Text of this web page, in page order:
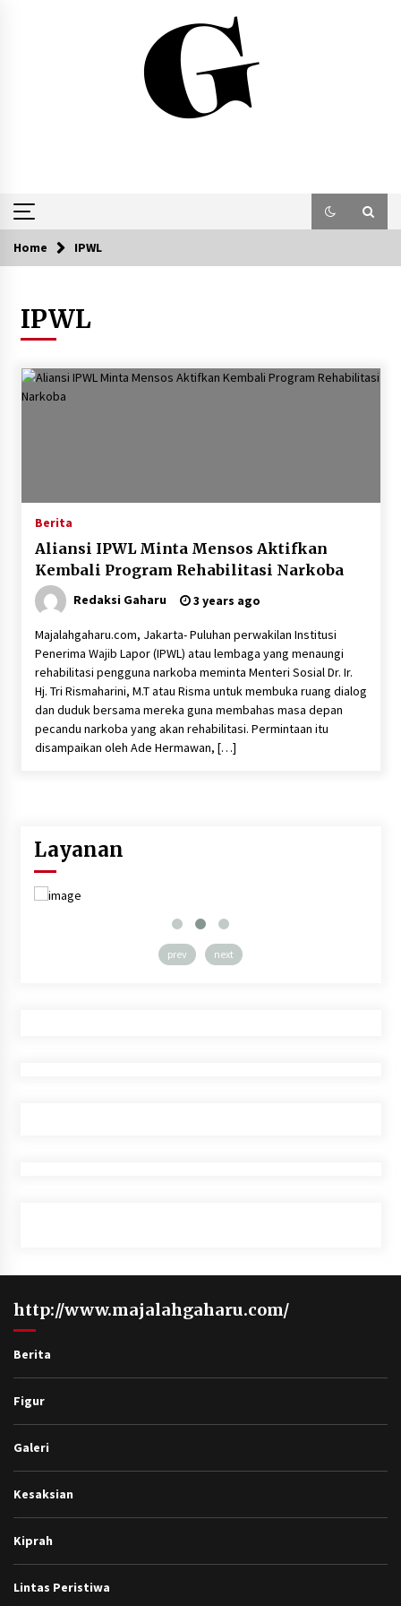
Home IPWL
IPWL
Berita
Aliansi IPWL Minta Mensos Aktifkan
Kembali Program Rehabilitasi Narkoba
Redaksi Gaharu 3 years ago
Majalahgaharu.com, Jakarta- Puluhan perwakilan Institusi
Penerima Wajib Lapor (IPWL) atau lembaga yang menaungi
rehabilitasi pengguna narkoba meminta Menteri Sosial Dr. Ir.
Hj. Tri Rismaharini, M.T atau Risma untuk membuka ruang dialog
dan duduk bersama mereka guna membahas masa depan
pecandu narkoba yang akan rehabilitasi. Permintaan itu
disampaikan oleh Ade Hermawan, […]
Layanan
prev next
http://www.majalahgaharu.com/
Berita
Figur
Galeri
Kesaksian
Kiprah
Lintas Peristiwa